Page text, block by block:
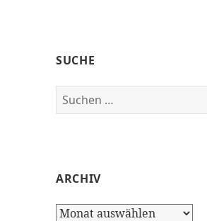
SUCHE
Suchen
nach:
ARCHIV
Archiv